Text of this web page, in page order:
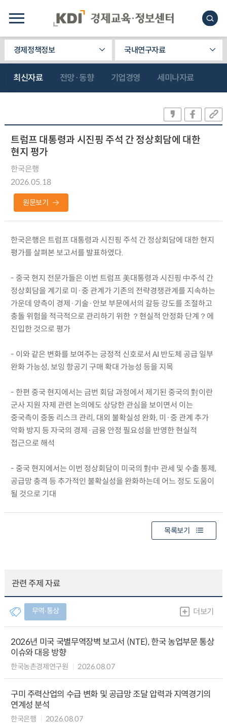
경제정책정보 국내연구자료
최신자료 전망·동향 기업경영 세미나자료
트럼프 대통령과 시진핑 주석 간 정상회담에 대한
현지 평가
한국은행
2026.05.18
원문보기
한국은행은 트럼프 대통령과 시진핑 주석 간 정상회담에 대한 현지
평가를 살펴본 보고서를 발표하였다.
- 중국 현지 전문가들은 이번 트럼프 美대통령과 시진핑 中주석 간
정상회담을 계기로 미·중 관계가 기존의 전략경쟁관계를 지속하는
가운데 양측이 경제·기술·안보 부문에서의 갈등 강도를 조절하고
충돌 위험을 적극적으로 관리하기 위한 ？현실적 안정화 단계？에
진입한 것으로 평가
- 이와 같은 변화를 보여주는 긍정적 신호로서 AI 반도체 공급 일부
완화 가능성, 보잉 항공기 구매 확대 가능성 등을 지목
- 한편 중국 현지에서는 금번 회담 과정에서 제기된 중국의 對이란
군사 지원 자제 관련 논의에도 상당한 관심을 보이면서 이는
중국측이 중동 리스크 관리, 대외 불확실성 완화, 미·중 관계 추가
악화 방지 등 자국의 경제·금융 안정 필요성을 반영한 현실적
접근으로 해석
- 중국 현지에서는 이번 정상회담이 미국의 對中 관세 및 수출 통제,
공급망 충격 등 추가적인 불확실성을 완화하는데 어느 정도 도움이
될 것으로 기대
목록보기
관련 주제 자료
무역∙통상 더보기
2026년 미국 국별무역장벽 보고서 (NTE), 한국 농업부문 통상
이슈와 대응 방향
한국농촌경제연구원 2026.08.07
구미 주력산업의 수급 변화 및 공급망 조달 압력과 지역경기의
연계성 분석
한국은행 2026.08.07